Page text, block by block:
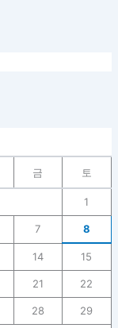
금 토
1
7 8
14 15
21 22
28 29